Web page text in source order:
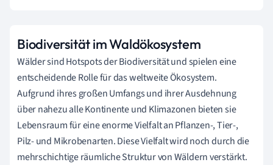
Biodiversität im Waldökosystem
Wälder sind Hotspots der Biodiversität und spielen eine
entscheidende Rolle für das weltweite Ökosystem.
Aufgrund ihres großen Umfangs und ihrer Ausdehnung
über nahezu alle Kontinente und Klimazonen bieten sie
Lebensraum für eine enorme Vielfalt an Pflanzen-, Tier-,
Pilz- und Mikrobenarten. Diese Vielfalt wird noch durch die
mehrschichtige räumliche Struktur von Wäldern verstärkt.